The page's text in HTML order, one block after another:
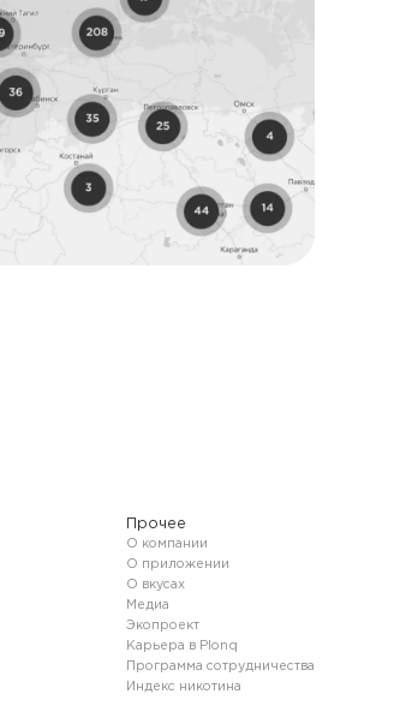
Прочее
О компании
О приложении
О вкусах
Медиа
Экопроект
Карьера в Plonq
Программа сотрудничества
Индекс никотина